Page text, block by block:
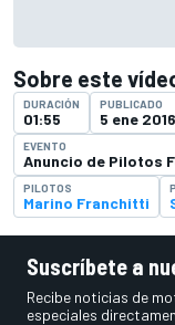
Sobre este
DURACIÓN
01:55
PUBLICADO
5 ene 2016
EVENTO
Anuncio de Pilotos
PILOTOS
Marino Franchitti
Suscríbete a
Recibe noticias de
especiales